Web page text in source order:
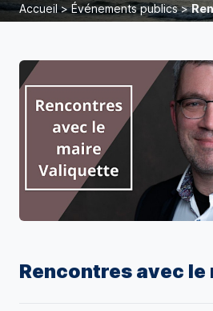
Accueil>Événements publics>
Rencontres avec le